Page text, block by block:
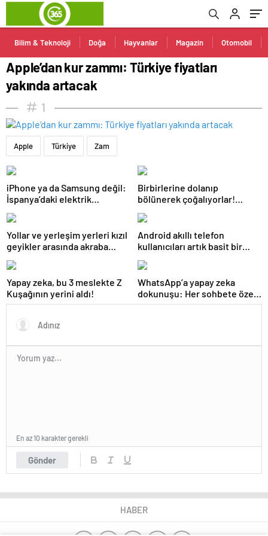
Bilim & Teknoloji Doğa Hayvanlar Magazin Otomobil
Apple’dan kur zammı: Türkiye fiyatları
yakında artacak
1
Apple Türkiye Zam
iPhone ya da Samsung değil:
İspanya’daki elektrik
kesintisinden sağ kurtulan
tek telefonlar bunlar!
Birbirlerine dolanıp
bölünerek çoğalıyorlar!
Almanya’nın birçok yerinde
görüldü, ihbar telefonları
susmuyor
Yollar ve yerleşim yerleri kızıl
geyikler arasında akraba
evliliğine neden oluyor
Android akıllı telefon
kullanıcıları artık basit bir
güncellemeyle SMS
reklamlarından
kurtulabilecek
Yapay zeka, bu 3 meslekte Z
Kuşağının yerini aldı!
WhatsApp’a yapay zeka
dokunuşu: Her sohbete özel
olacak
Gönder
En az 10 karakter gerekli
HABER